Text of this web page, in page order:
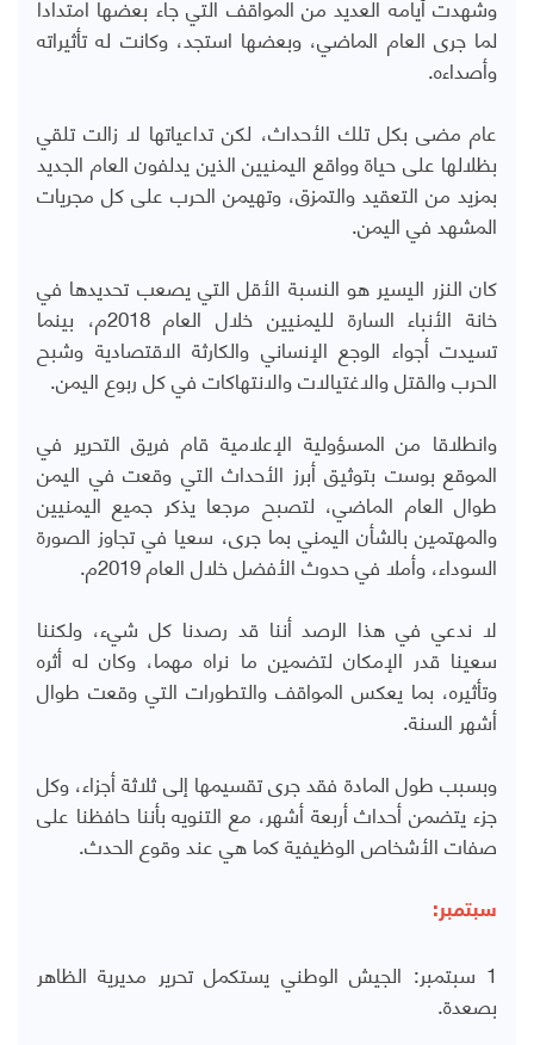
لما جرى العام الماضي، وبعضها استجد، وكانت له تأثيراته
وأصداءه.
عام مضى بكل تلك الأحداث، لكن تداعياتها لا زالت تلقي
بظلالها على حياة وواقع اليمنيين الذين يدلفون العام الجديد
بمزيد من التعقيد والتمزق، وتهيمن الحرب على كل مجريات
المشهد في اليمن.
كان النزر اليسير هو النسبة الأقل التي يصعب تحديدها في
خانة الأنباء السارة لليمنيين خلال العام 2018م، بينما
تسيدت أجواء الوجع الإنساني والكارثة الاقتصادية وشبح
الحرب والقتل والاغتيالات والانتهاكات في كل ربوع اليمن.
وانطلاقا من المسؤولية الإعلامية قام فريق التحرير في
الموقع بوست بتوثيق أبرز الأحداث التي وقعت في اليمن
طوال العام الماضي، لتصبح مرجعا يذكر جميع اليمنيين
والمهتمين بالشأن اليمني بما جرى، سعيا في تجاوز الصورة
السوداء، وأملا في حدوث الأفضل خلال العام 2019م.
لا ندعي في هذا الرصد أننا قد رصدنا كل شيء، ولكننا
سعينا قدر الإمكان لتضمين ما نراه مهما، وكان له أثره
وتأثيره، بما يعكس المواقف والتطورات التي وقعت طوال
أشهر السنة.
وبسبب طول المادة فقد جرى تقسيمها إلى ثلاثة أجزاء، وكل
جزء يتضمن أحداث أربعة أشهر، مع التنويه بأننا حافظنا على
صفات الأشخاص الوظيفية كما هي عند وقوع الحدث.
سبتمبر:
1 سبتمبر: الجيش الوطني يستكمل تحرير مديرية الظاهر
بصعدة.